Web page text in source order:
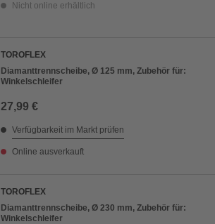
Nicht online erhältlich
TOROFLEX
Diamanttrennscheibe, Ø 125 mm, Zubehör für:
Winkelschleifer
27,99 €
Verfügbarkeit im Markt prüfen
Online ausverkauft
TOROFLEX
Diamanttrennscheibe, Ø 230 mm, Zubehör für:
Winkelschleifer